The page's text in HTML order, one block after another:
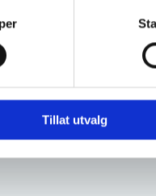
Tillat utvalg